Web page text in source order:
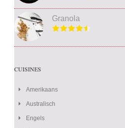
Granola
CUISINES
Amerikaans
Australisch
Engels